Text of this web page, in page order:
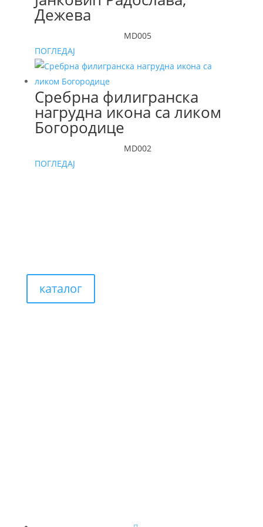
Дежева
MD005
ПОГЛЕДАЈ
Сребрна филигранска
нагрудна икона са ликом
Богородице
MD002
ПОГЛЕДАЈ
каталог